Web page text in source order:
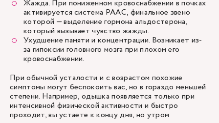
Жажда. При пониженном кровоснабжении в почках
активируется система РААС, финальное звено
которой — выделение гормона альдостерона,
который вызывает чувство жажды.
Ухудшение памяти и концентрации. Возникает из-
за гипоксии головного мозга при плохом его
кровоснабжении.
При обычной усталости и с возрастом похожие
симптомы могут беспокоить вас, но в гораздо меньшей
степени. Например, одышка появляется только при
интенсивной физической активности и быстро
проходит, вы устаете к концу дня, но утром